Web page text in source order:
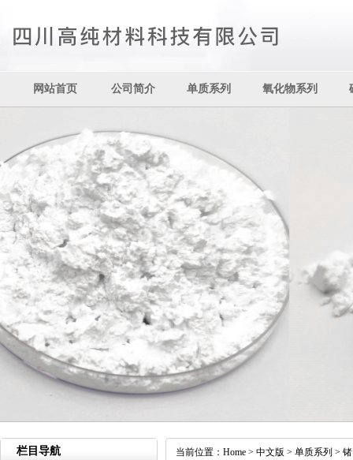
网站首页 公司简介 单质系列 氧化物系列
栏目导航 当前位置： Home > 中文版 > 单质系列 > 锗